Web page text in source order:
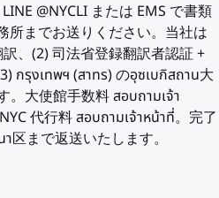
@NYCLI または EMS で書類
所までお送りください。当社は
、(2) 司法省登録翻訳者認証 +
กรุงเทพฯ (สาทร) のอุซเบกิสถาน大
。大使館手数料 สอบถามเจ้า
代行料 สอบถามเจ้าหน้าที่。完了
まで返送いたします。